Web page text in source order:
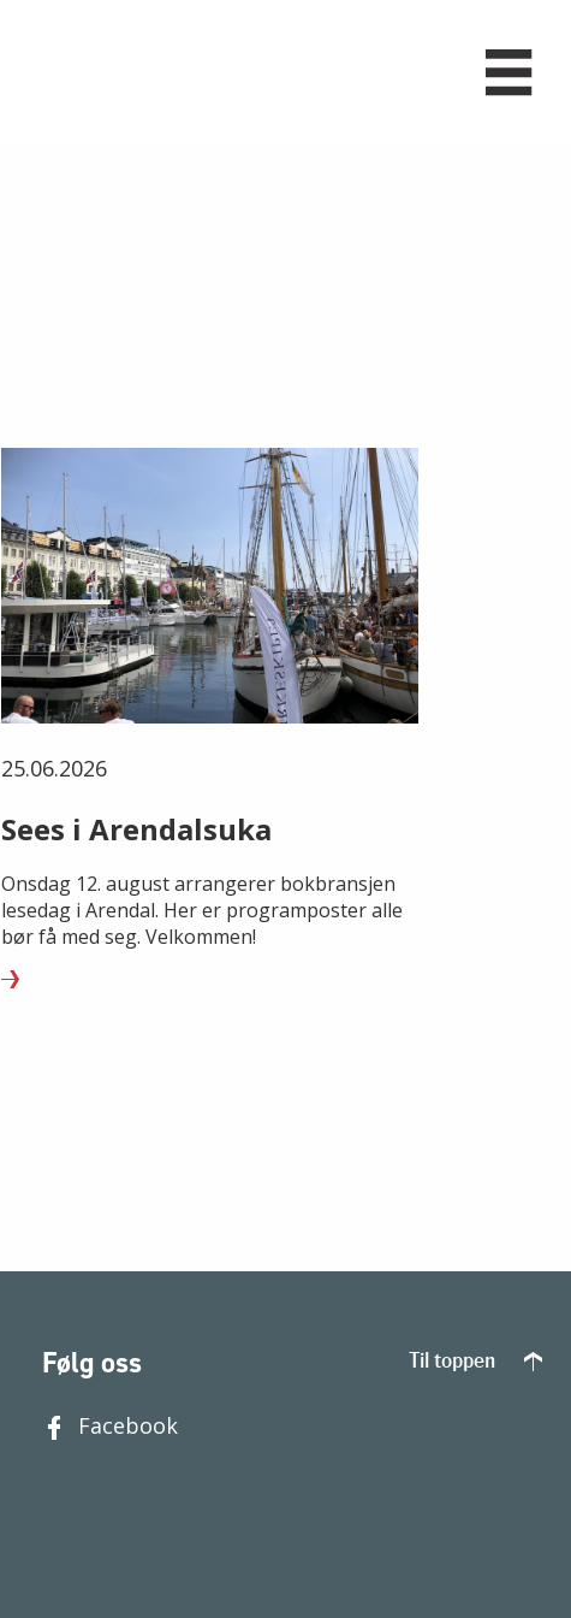
25.06.2026
Sees i Arendalsuka
Onsdag 12. august arrangerer bokbransjen
lesedag i Arendal. Her er programposter alle
bør få med seg. Velkommen!
Følg oss
Facebook
Til toppen